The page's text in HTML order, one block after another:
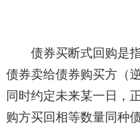
债券买断式回购是指
债券卖给债券购买方（
同时约定未来某一日，
购方买回相等数量同种